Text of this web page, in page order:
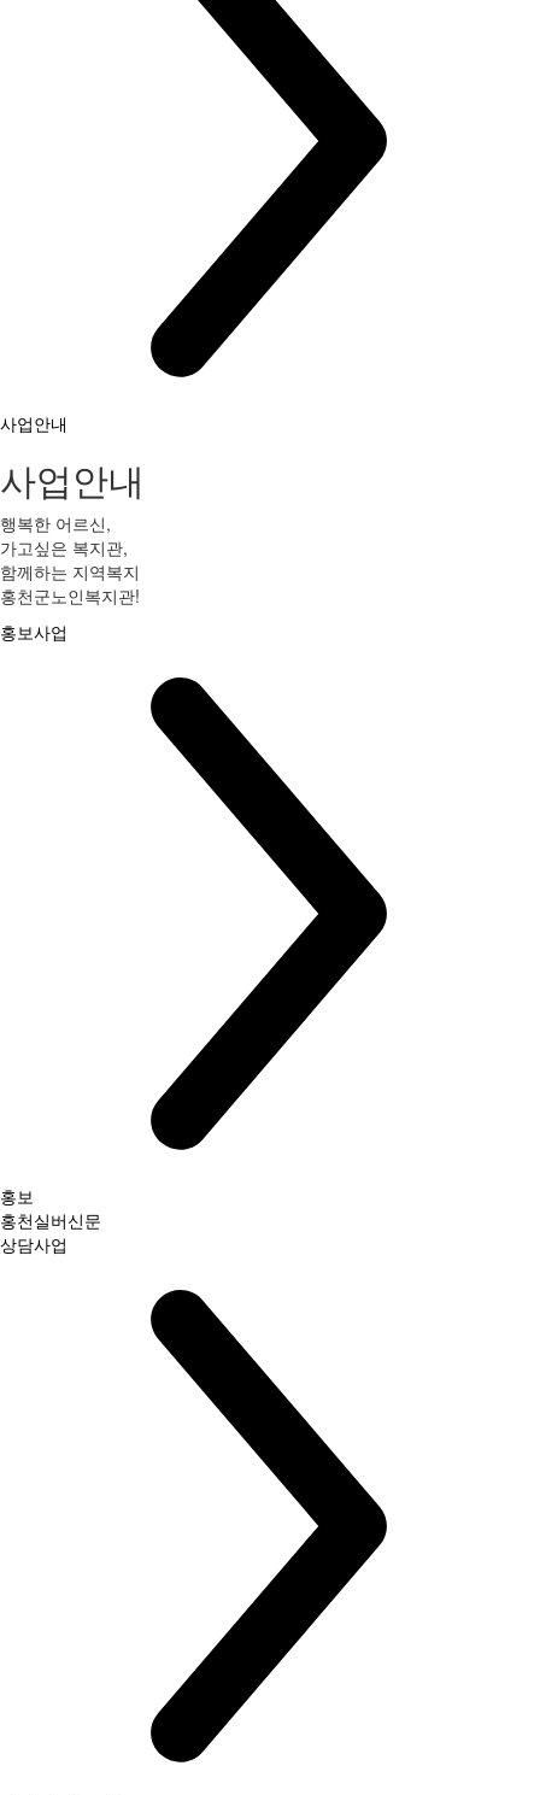
사업안내
사업안내
행복한 어르신,
가고싶은 복지관,
함께하는 지역복지
홍천군노인복지관!
홍보사업
홍보
홍천실버신문
상담사업